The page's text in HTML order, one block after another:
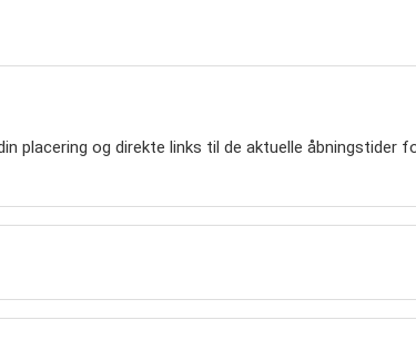
placering og direkte links til de aktuelle åbningstider